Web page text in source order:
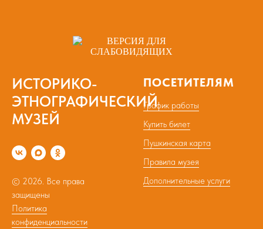
ИСТОРИКО-
ЭТНОГРАФИЧЕСКИЙ
МУЗЕЙ
© 2026. Все права
защищены
Политика
конфиденциальности
ПОСЕТИТЕЛЯМ
График работы
Купить билет
Пушкинская карта
Правила музея
Дополнительные услуги